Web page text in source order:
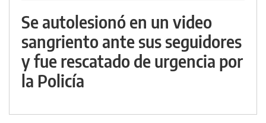
Se autolesionó en un video
sangriento ante sus seguidores
y fue rescatado de urgencia por
la Policía